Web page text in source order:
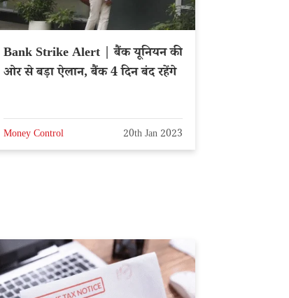
Bank Strike Alert | बैंक यूनियन की
ओर से बड़ा ऐलान, बैंक 4 दिन बंद रहेंगे
Money Control 20th Jan 2023